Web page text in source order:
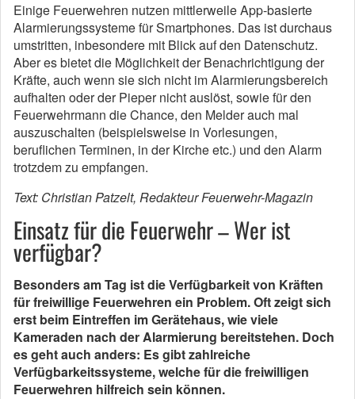
Einige Feuerwehren nutzen mittlerweile App-basierte
Alarmierungssysteme für Smartphones. Das ist durchaus
umstritten, inbesondere mit Blick auf den Datenschutz.
Aber es bietet die Möglichkeit der Benachrichtigung der
Kräfte, auch wenn sie sich nicht im Alarmierungsbereich
aufhalten oder der Pieper nicht auslöst, sowie für den
Feuerwehrmann die Chance, den Melder auch mal
auszuschalten (beispielsweise in Vorlesungen,
beruflichen Terminen, in der Kirche etc.) und den Alarm
trotzdem zu empfangen.
Text: Christian Patzelt, Redakteur Feuerwehr-Magazin
Einsatz für die Feuerwehr – Wer ist
verfügbar?
Besonders am Tag ist die Verfügbarkeit von Kräften
für freiwillige Feuerwehren ein Problem. Oft zeigt sich
erst beim Eintreffen im Gerätehaus, wie viele
Kameraden nach der Alarmierung bereitstehen. Doch
es geht auch anders: Es gibt zahlreiche
Verfügbarkeitssysteme, welche für die freiwilligen
Feuerwehren hilfreich sein können.